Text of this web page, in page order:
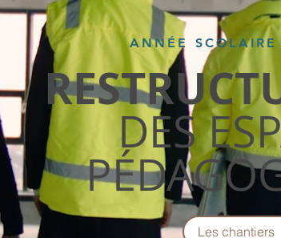
ANNÉE SCOLAIRE
DES
Les chantiers